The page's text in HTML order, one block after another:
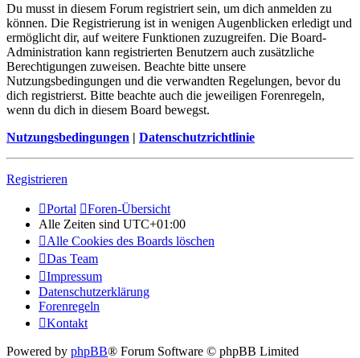
Du musst in diesem Forum registriert sein, um dich anmelden zu
können. Die Registrierung ist in wenigen Augenblicken erledigt und
ermöglicht dir, auf weitere Funktionen zuzugreifen. Die Board-
Administration kann registrierten Benutzern auch zusätzliche
Berechtigungen zuweisen. Beachte bitte unsere
Nutzungsbedingungen und die verwandten Regelungen, bevor du
dich registrierst. Bitte beachte auch die jeweiligen Forenregeln,
wenn du dich in diesem Board bewegst.
Nutzungsbedingungen | Datenschutzrichtlinie
Registrieren
Portal
Foren-Übersicht
Alle Zeiten sind UTC+01:00
Alle Cookies des Boards löschen
Das Team
Impressum
Datenschutzerklärung
Forenregeln
Kontakt
Powered by phpBB® Forum Software © phpBB Limited